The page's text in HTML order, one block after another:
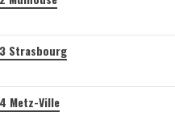
3 Strasbourg
4 Metz-Ville